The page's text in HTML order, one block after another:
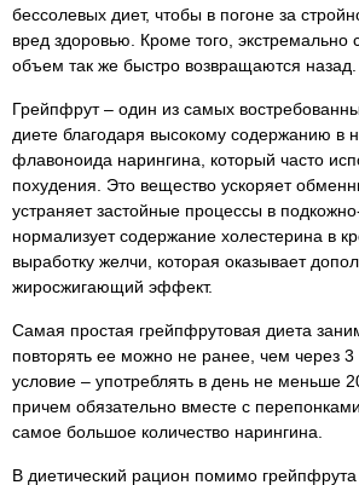
бессолевых диет, чтобы в погоне за
вред здоровью. Кроме того,
объем так же быстро возвращаются назад.
Грейпфрут – один из самых
диете благодаря высокому содержанию в
флавоноида нарингина, который часто
похудения. Это вещество ускоряет
устраняет застойные процессы в
нормализует содержание холестерина в
выработку желчи, которая оказывает
жиросжигающий эффект.
Самая простая грейпфрутовая диета
повторять ее можно не ранее, чем через
условие – употреблять в день не меньше
причем обязательно вместе с
самое большое количество нарингина.
В диетический рацион помимо грейпфрута